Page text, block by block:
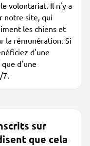
volontariat. Il n'y a
notre site, qui
les chiens et
la rémunération. Si
d'une
que d'une
7.
sur
que cela